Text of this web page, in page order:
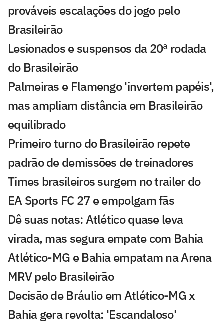
prováveis escalações do jogo pelo
Brasileirão
Lesionados e suspensos da 20ª rodada
do Brasileirão
Palmeiras e Flamengo 'invertem papéis',
mas ampliam distância em Brasileirão
equilibrado
Primeiro turno do Brasileirão repete
padrão de demissões de treinadores
Times brasileiros surgem no trailer do
EA Sports FC 27 e empolgam fãs
Dê suas notas: Atlético quase leva
virada, mas segura empate com Bahia
Atlético-MG e Bahia empatam na Arena
MRV pelo Brasileirão
Decisão de Bráulio em Atlético-MG x
Bahia gera revolta: 'Escandaloso'